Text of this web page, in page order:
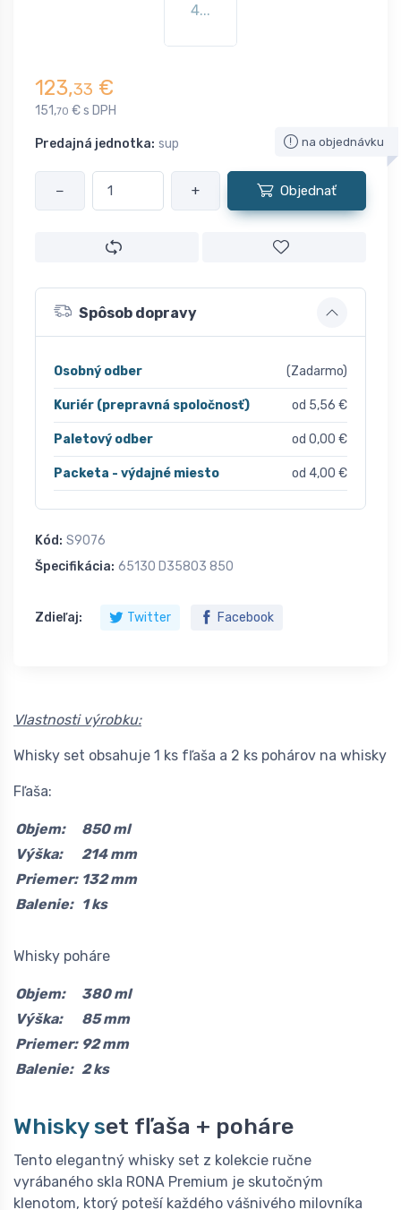
4...
123,33 €
151,70 € s DPH
Predajná jednotka: sup na objednávku
− + Objednať
Spôsob dopravy
Osobný odber (Zadarmo)
Kuriér (prepravná spoločnosť) od 5,56 €
Paletový odber od 0,00 €
Packeta - výdajné miesto od 4,00 €
Kód: S9076
Špecifikácia: 65130 D35803 850
Zdieľaj: Twitter Facebook
Vlastnosti výrobku:
Whisky set obsahuje 1 ks fľaša a 2 ks pohárov na whisky
Fľaša:
Objem:
850 ml
Výška:
214 mm
Priemer: 132 mm
Balenie: 1 ks
Whisky poháre
Objem:
380 ml
Výška:
85 mm
Priemer: 92 mm
Balenie: 2 ks
Whisky set fľaša + poháre
Tento elegantný whisky set z kolekcie ručne
vyrábaného skla RONA Premium je skutočným
klenotom, ktorý poteší každého vášnivého milovníka